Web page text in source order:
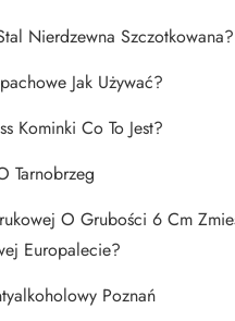
Nierdzewna Szczotkowana?
Jak Używać?
Kominki Co To Jest?
Tarnobrzeg
O Grubości 6 Cm
Europalecie?
Poznań